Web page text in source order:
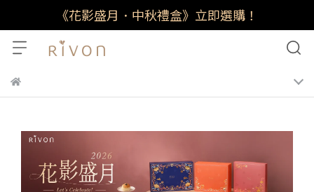
《花影盛月．中秋禮盒》立即選購！